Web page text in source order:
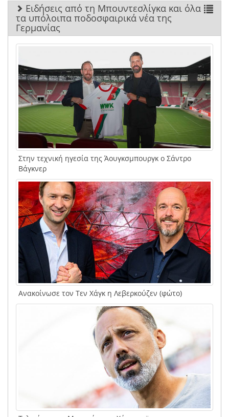
Ειδήσεις από τη Μπουντεσλίγκα και όλα
τα υπόλοιπα ποδοσφαιρικά νέα της
Γερμανίας
Στην τεχνική ηγεσία της Άουγκσμπουργκ ο Σάντρο
Βάγκνερ
Ανακοίνωσε τον Τεν Χάγκ η Λεβερκούζεν (φώτο)